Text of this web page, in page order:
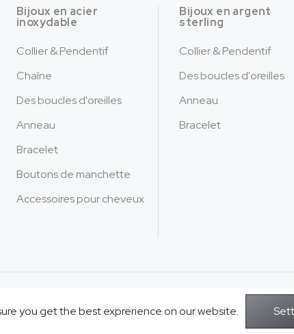
Bijoux en acier
inoxydable
Collier & Pendentif
Chaîne
Des boucles d'oreilles
Anneau
Bracelet
Boutons de manchette
Accessoires pour cheveux
Bijoux en argent
sterling
Collier & Pendentif
Des boucles d'oreilles
Anneau
Bracelet
Copyright © 2026Jusnova Bijoux -
you get the best exprerience on our website.